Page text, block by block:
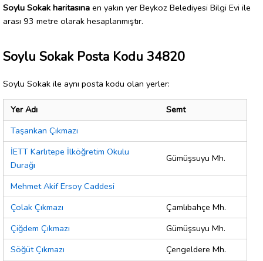
Soylu Sokak haritasına en yakın yer Beykoz Belediyesi Bilgi Evi ile
arası 93 metre olarak hesaplanmıştır.
Soylu Sokak Posta Kodu 34820
Soylu Sokak ile aynı posta kodu olan yerler:
Yer Adı
Semt
Taşankan Çıkmazı
İETT Karlıtepe İlköğretim Okulu
Durağı
Gümüşsuyu Mh.
Mehmet Akif Ersoy Caddesi
Çolak Çıkmazı
Çamlıbahçe Mh.
Çiğdem Çıkmazı
Gümüşsuyu Mh.
Söğüt Çıkmazı
Çengeldere Mh.